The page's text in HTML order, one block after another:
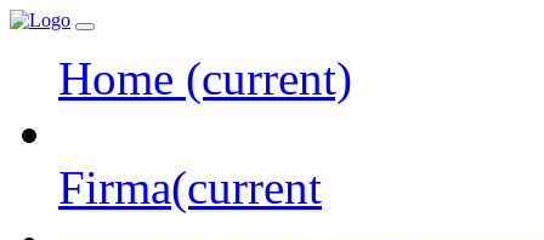
Home (current)
Firma(current